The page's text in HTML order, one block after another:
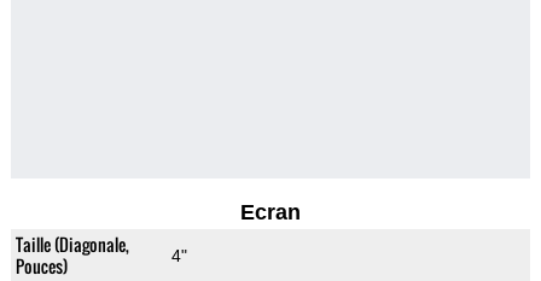
Ecran
Taille (Diagonale,
Pouces)
4"